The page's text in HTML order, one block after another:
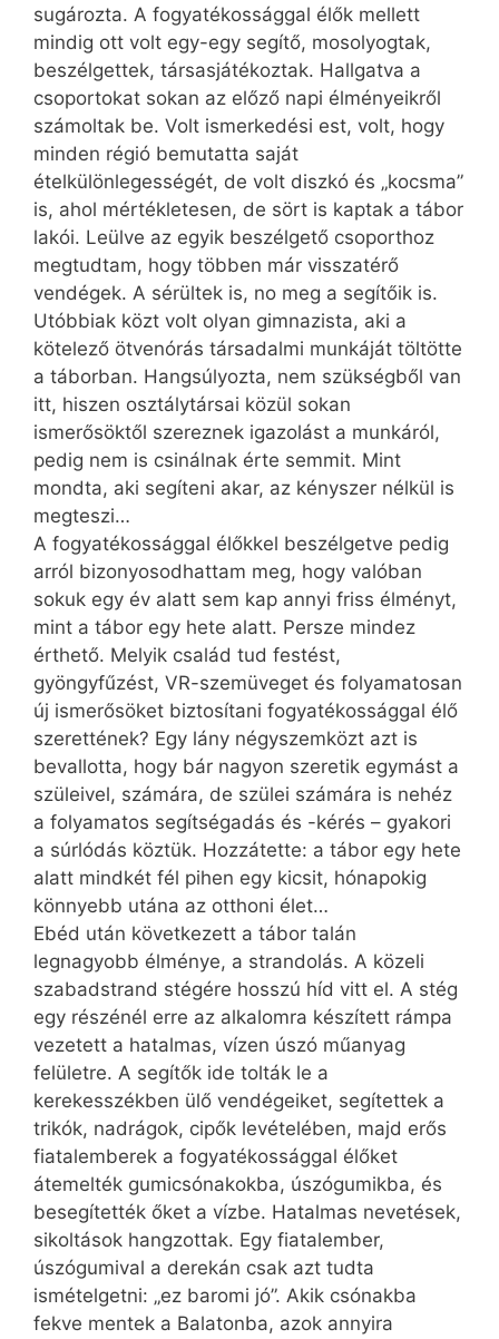
sugározta. A fogyatékossággal élők mellett
mindig ott volt egy-egy segítő, mosolyogtak,
beszélgettek, társasjátékoztak. Hallgatva a
csoportokat sokan az előző napi élményeikről
számoltak be. Volt ismerkedési est, volt, hogy
minden régió bemutatta saját
ételkülönlegességét, de volt diszkó és „kocsma”
is, ahol mértékletesen, de sört is kaptak a tábor
lakói. Leülve az egyik beszélgető csoporthoz
megtudtam, hogy többen már visszatérő
vendégek. A sérültek is, no meg a segítőik is.
Utóbbiak közt volt olyan gimnazista, aki a
kötelező ötvenórás társadalmi munkáját töltötte
a táborban. Hangsúlyozta, nem szükségből van
itt, hiszen osztálytársai közül sokan
ismerősöktől szereznek igazolást a munkáról,
pedig nem is csinálnak érte semmit. Mint
mondta, aki segíteni akar, az kényszer nélkül is
megteszi…
A fogyatékossággal élőkkel beszélgetve pedig
arról bizonyosodhattam meg, hogy valóban
sokuk egy év alatt sem kap annyi friss élményt,
mint a tábor egy hete alatt. Persze mindez
érthető. Melyik család tud festést,
gyöngyfűzést, VR-szemüveget és folyamatosan
új ismerősöket biztosítani fogyatékossággal élő
szerettének? Egy lány négyszemközt azt is
bevallotta, hogy bár nagyon szeretik egymást a
szüleivel, számára, de szülei számára is nehéz
a folyamatos segítségadás és -kérés – gyakori
a súrlódás köztük. Hozzátette: a tábor egy hete
alatt mindkét fél pihen egy kicsit, hónapokig
könnyebb utána az otthoni élet…
Ebéd után következett a tábor talán
legnagyobb élménye, a strandolás. A közeli
szabadstrand stégére hosszú híd vitt el. A stég
egy részénél erre az alkalomra készített rámpa
vezetett a hatalmas, vízen úszó műanyag
felületre. A segítők ide tolták le a
kerekesszékben ülő vendégeiket, segítettek a
trikók, nadrágok, cipők levételében, majd erős
fiatalemberek a fogyatékossággal élőket
átemelték gumicsónakokba, úszógumikba, és
besegítették őket a vízbe. Hatalmas nevetések,
sikoltások hangzottak. Egy fiatalember,
úszógumival a derekán csak azt tudta
ismételgetni: „ez baromi jó”. Akik csónakba
fekve mentek a Balatonba, azok annyira